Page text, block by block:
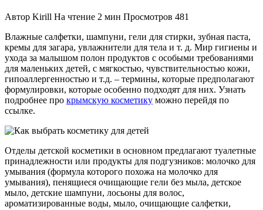
Автор Kirill На чтение 2 мин Просмотров 481
Влажные салфетки, шампуни, гели для стирки, зубная паста,
кремы для загара, увлажнители для тела и т. д. Мир гигиены и
ухода за малышом полон продуктов с особыми требованиями
для маленьких детей, с мягкостью, чувствительностью кожи,
гипоаллергенностью и т.д. – термины, которые предполагают
формулировки, которые особенно подходят для них. Узнать
подробнее про крымскую косметику можно перейдя по
ссылке.
Отделы детской косметики в основном предлагают туалетные
принадлежности или продукты для подгузников: молочко для
умывания (формула которого похожа на молочко для
умывания), пенящиеся очищающие гели без мыла, детское
мыло, детские шампуни, лосьоны для волос,
ароматизированные воды, мыло, очищающие салфетки,